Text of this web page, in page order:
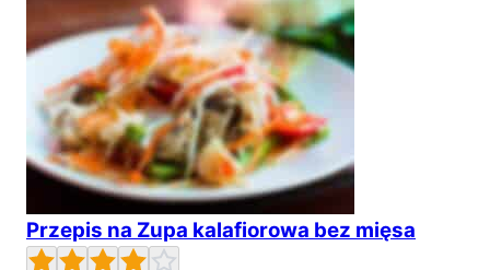
Przepis na Zupa kalafiorowa bez mięsa